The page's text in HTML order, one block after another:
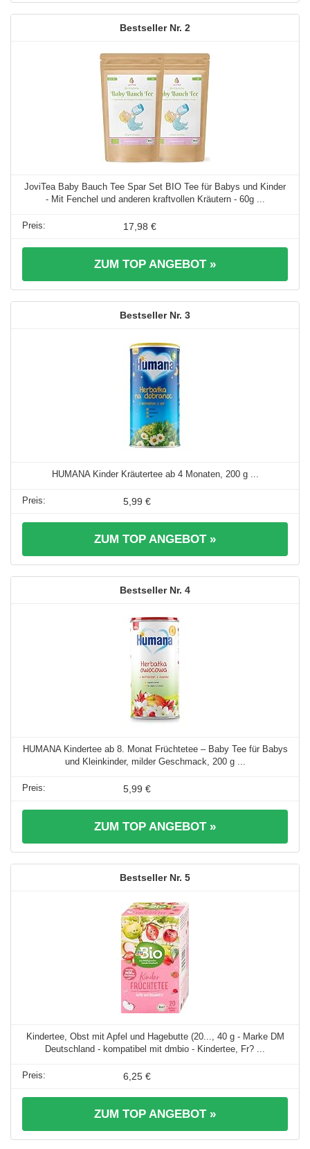
2
JoviTea Baby Bauch Tee Spar Set BIO Tee für Babys und Kinder
- Mit Fenchel und anderen kraftvollen Kräutern - 60g ...
17,98 €
ZUM TOP ANGEBOT »
3
HUMANA Kinder Kräutertee ab 4 Monaten, 200 g ...
5,99 €
ZUM TOP ANGEBOT »
4
HUMANA Kindertee ab 8. Monat Früchtetee – Baby Tee für Babys
und Kleinkinder, milder Geschmack, 200 g ...
5,99 €
ZUM TOP ANGEBOT »
5
Kindertee, Obst mit Apfel und Hagebutte (20..., 40 g - Marke DM
Deutschland - kompatibel mit dmbio - Kindertee, Fr? ...
6,25 €
ZUM TOP ANGEBOT »